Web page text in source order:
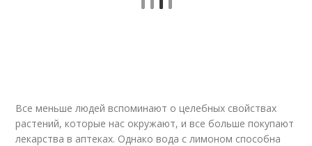
Все меньше людей вспоминают о целебных свойствах
растений, которые нас окружают, и все больше покупают
лекарства в аптеках. Однако вода с лимоном способна